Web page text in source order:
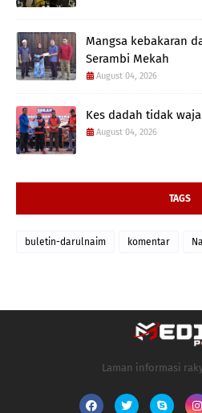
Mangsa kebakaran
Serambi Mekah
August 04, 2026
Kes dadah tidak
August 04, 2026
TAGS
buletin-darulnaim komentar
Laman informasi